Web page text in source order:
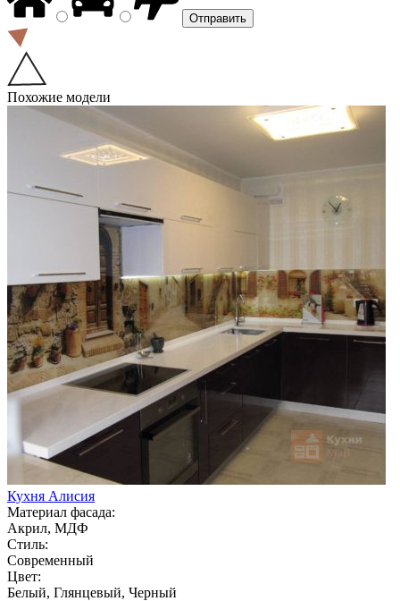
Похожие модели
Кухня Алисия
Материал фасада:
Акрил, МДФ
Стиль:
Современный
Цвет:
Белый, Глянцевый, Черный